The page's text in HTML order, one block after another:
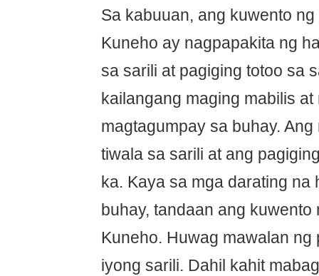
Sa kabuuan, ang kuwento
Kuneho ay nagpapakita ng
sa sarili at pagiging totoo sa
kailangang maging mabilis
magtagumpay sa buhay.
tiwala sa sarili at ang
ka. Kaya sa mga darating na
buhay, tandaan ang kuwento
Kuneho. Huwag mawalan
iyong sarili. Dahil kahit